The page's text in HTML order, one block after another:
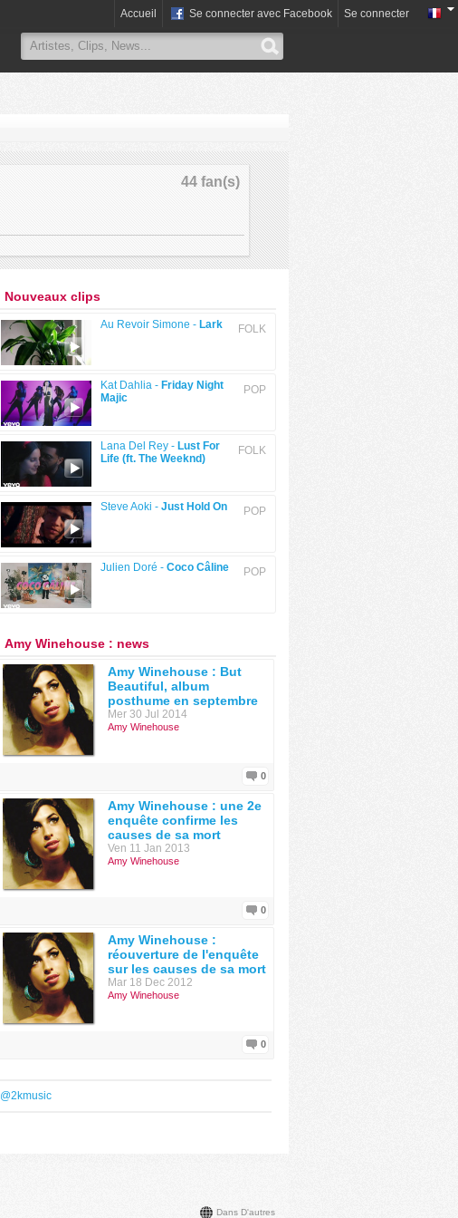
Accueil Se connecter avec Facebook Se connecter
44 fan(s)
Nouveaux clips
FOLK
Au Revoir Simone - Lark
POP
Kat Dahlia - Friday Night
Majic
FOLK
Lana Del Rey - Lust For
Life (ft. The Weeknd)
POP
Steve Aoki - Just Hold On
POP
Julien Doré - Coco Câline
Amy Winehouse : news
Amy Winehouse : But
Beautiful, album
posthume en septembre
Mer 30 Jul 2014
Amy Winehouse
0
Amy Winehouse : une 2e
enquête confirme les
causes de sa mort
Ven 11 Jan 2013
Amy Winehouse
0
Amy Winehouse :
réouverture de l'enquête
sur les causes de sa mort
Mar 18 Dec 2012
Amy Winehouse
0
@2kmusic
Dans D'autres